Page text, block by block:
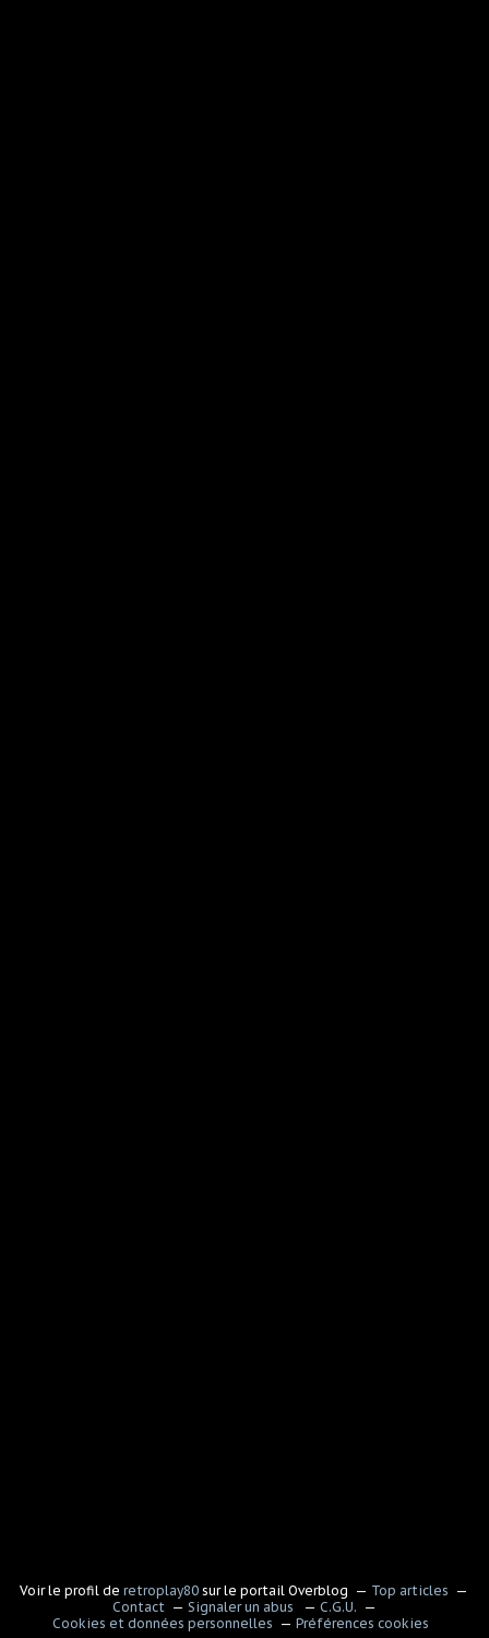
Voir le profil deretroplay80 sur le portail Overblog
Top articles
Contact
Signaler un abus
C.G.U.
Cookies et données personnelles
Préférences cookies